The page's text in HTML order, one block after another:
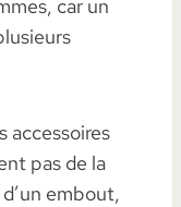
car un
accessoires
pas de la
embout,